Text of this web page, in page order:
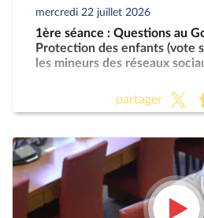
mercredi 22 juillet 2026
1ère séance : Questions au
Protection des enfants (vote
les mineurs des réseaux
partager